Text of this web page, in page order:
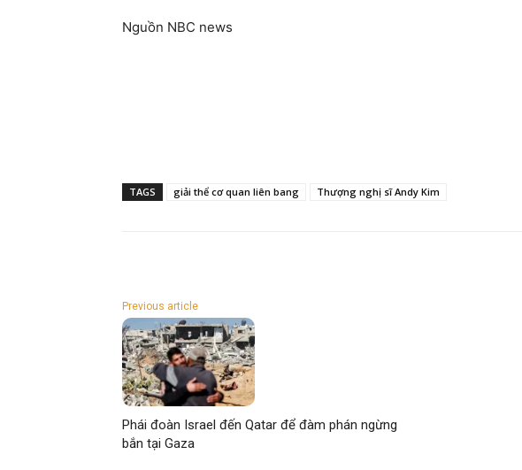
Nguồn NBC news
TAGS giải thể cơ quan liên bang Thượng nghị sĩ Andy Kim
Previous article
Phái đoàn Israel đến Qatar để đàm phán ngừng
bắn tại Gaza